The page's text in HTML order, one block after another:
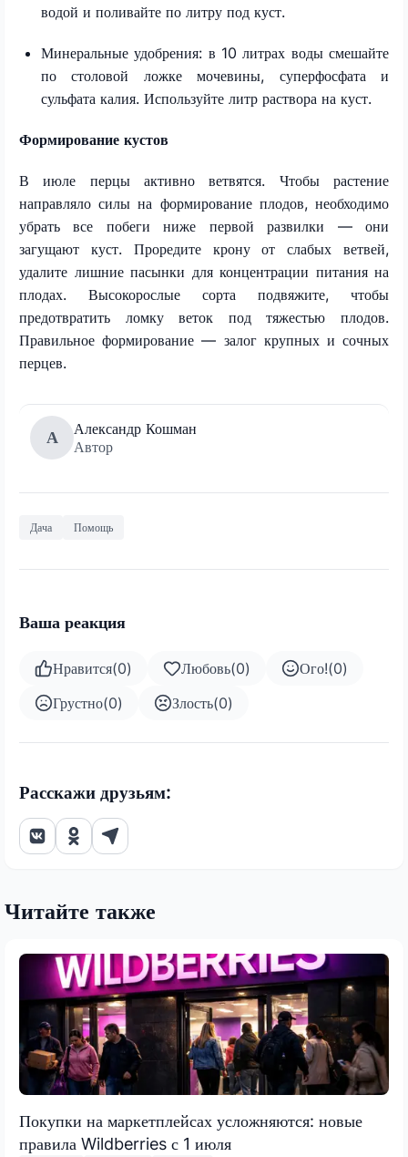
водой и поливайте по литру под куст.
Минеральные удобрения: в 10 литрах воды смешайте
по столовой ложке мочевины, суперфосфата и
сульфата калия. Используйте литр раствора на куст.
Формирование кустов
В июле перцы активно ветвятся. Чтобы растение
направляло силы на формирование плодов, необходимо
убрать все побеги ниже первой развилки — они
загущают куст. Проредите крону от слабых ветвей,
удалите лишние пасынки для концентрации питания на
плодах. Высокорослые сорта подвяжите, чтобы
предотвратить ломку веток под тяжестью плодов.
Правильное формирование — залог крупных и сочных
перцев.
А
Александр Кошман
Автор
Дача Помощь
Ваша реакция
Нравится(0) Любовь(0) Ого!(0)
Грустно(0) Злость(0)
Расскажи друзьям:
Читайте также
Покупки на маркетплейсах усложняются: новые
правила Wildberries с 1 июля